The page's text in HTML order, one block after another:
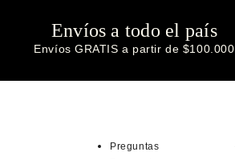
Envíos a todo el país
Envíos GRATIS a partir de $100.000
Preguntas